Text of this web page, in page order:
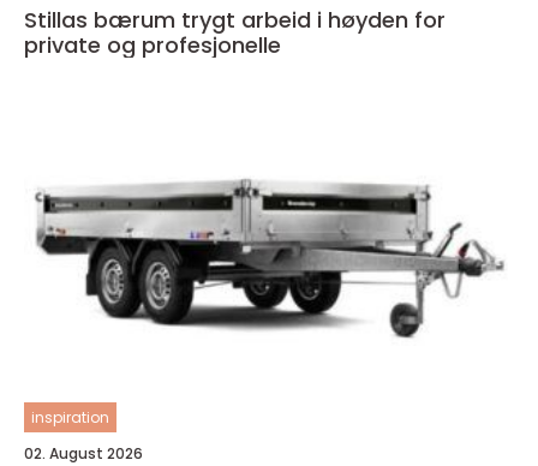
Stillas bærum trygt arbeid i høyden for
private og profesjonelle
inspiration
02. August 2026